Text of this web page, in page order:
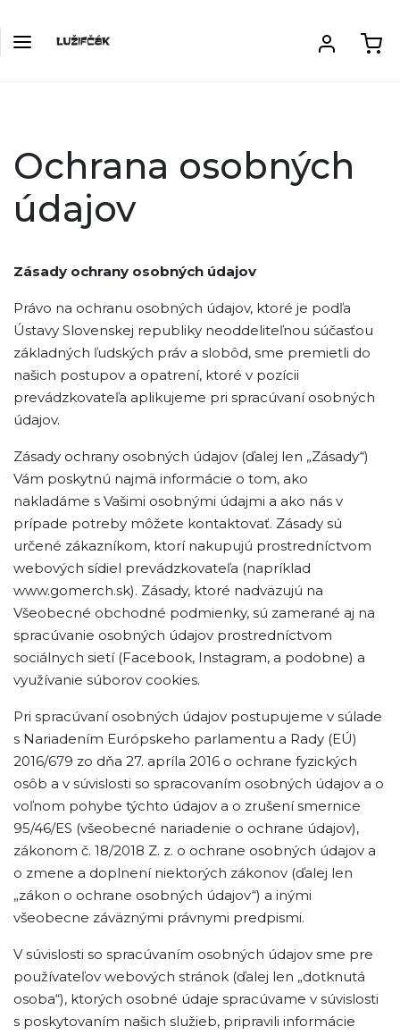
Ochrana osobných
údajov
Zásady ochrany osobných údajov
Právo na ochranu osobných údajov, ktoré je podľa
Ústavy Slovenskej republiky neoddeliteľnou súčasťou
základných ľudských práv a slobôd, sme premietli do
našich postupov a opatrení, ktoré v pozícii
prevádzkovateľa aplikujeme pri spracúvaní osobných
údajov.
Zásady ochrany osobných údajov (ďalej len „Zásady“)
Vám poskytnú najmä informácie o tom, ako
nakladáme s Vašimi osobnými údajmi a ako nás v
prípade potreby môžete kontaktovať. Zásady sú
určené zákazníkom, ktorí nakupujú prostredníctvom
webových sídiel prevádzkovateľa (napríklad
www.gomerch.sk). Zásady, ktoré nadväzujú na
Všeobecné obchodné podmienky, sú zamerané aj na
spracúvanie osobných údajov prostredníctvom
sociálnych sietí (Facebook, Instagram, a podobne) a
využívanie súborov cookies.
Pri spracúvaní osobných údajov postupujeme v súlade
s Nariadením Európskeho parlamentu a Rady (EÚ)
2016/679 zo dňa 27. apríla 2016 o ochrane fyzických
osôb a v súvislosti so spracovaním osobných údajov a o
voľnom pohybe týchto údajov a o zrušení smernice
95/46/ES (všeobecné nariadenie o ochrane údajov),
zákonom č. 18/2018 Z. z. o ochrane osobných údajov a
o zmene a doplnení niektorých zákonov (ďalej len
„zákon o ochrane osobných údajov“) a inými
všeobecne záväznými právnymi predpismi.
V súvislosti so spracúvaním osobných údajov sme pre
používateľov webových stránok (ďalej len „dotknutá
osoba“), ktorých osobné údaje spracúvame v súvislosti
s poskytovaním našich služieb, pripravili informácie